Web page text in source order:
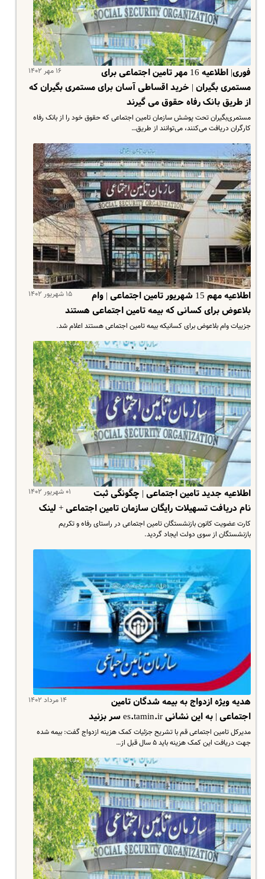
۱۶ مهر ۱۴۰۲
فوری| اطلاعیه 16 مهر تامین اجتماعی برای
مستمری بگیران | خرید اقساطی آسان برای مستمری‌ بگیران که
از طریق بانک رفاه حقوق می گیرند
مستمری‌بگیران تحت پوشش سازمان تامین اجتماعی که حقوق خود را از بانک رفاه
کارگران دریافت می‌کنند، می‌توانند از طریق…
۱۵ شهریور ۱۴۰۲
اطلاعیه مهم 15 شهریور تامین اجتماعی | وام
بلاعوض برای کسانی که بیمه تامین اجتماعی هستند
جزییات وام بلاعوض برای کسانیکه بیمه تامین اجتماعی هستند اعلام شد.
۰۱ شهریور ۱۴۰۲
اطلاعیه جدید تامین اجتماعی | چگونگی ثبت
نام دریافت تسهیلات رایگان سازمان تامین اجتماعی + لینک
کارت عضویت کانون بازنشستگان تامین اجتماعی در راستای رفاه و تکریم
بازنشستگان از سوی دولت ایجاد گردید.
۱۴ مرداد ۱۴۰۲
هدیه ویژه ازدواج به بیمه شدگان تامین
اجتماعی | به این نشانی es.tamin.ir سر بزنید
مدیرکل تامین اجتماعی قم با تشریح جزئیات کمک هزینه ازدواج گفت: بیمه شده
جهت دریافت این کمک هزینه باید ۵ سال قبل از…